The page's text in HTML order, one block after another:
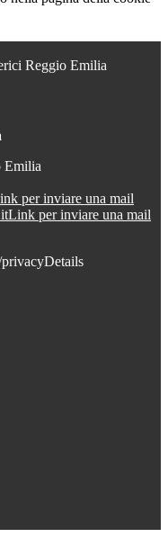
Reggio Emilia
Emilia
per inviare una mail
Link per inviare una mail